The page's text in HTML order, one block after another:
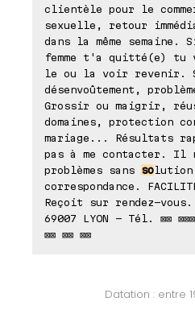
clientèle pour le
sexuelle, retour
dans la même semaine.
femme t'a quitté(e)
le ou la voir revenir.
désenvoûtement,
Grossir ou maigrir,
domaines, protection
mariage... Résultats
pas à me contacter. Il
problèmes sans so
correspondance.
Reçoit sur rendez-
69007 LYON - Tél. ⊠⊠
⊠⊠ ⊠⊠ ⊠⊠
Datation : entre